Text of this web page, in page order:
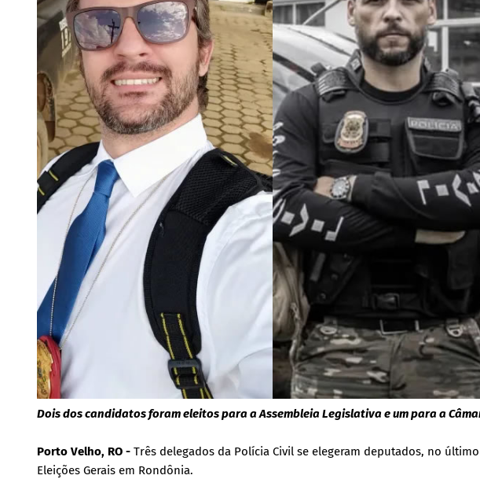
Dois dos candidatos foram eleitos para a Assembleia Legislativa e um para a
Porto Velho, RO - Três delegados da Polícia Civil se elegeram deputados, no
Eleições Gerais em Rondônia.